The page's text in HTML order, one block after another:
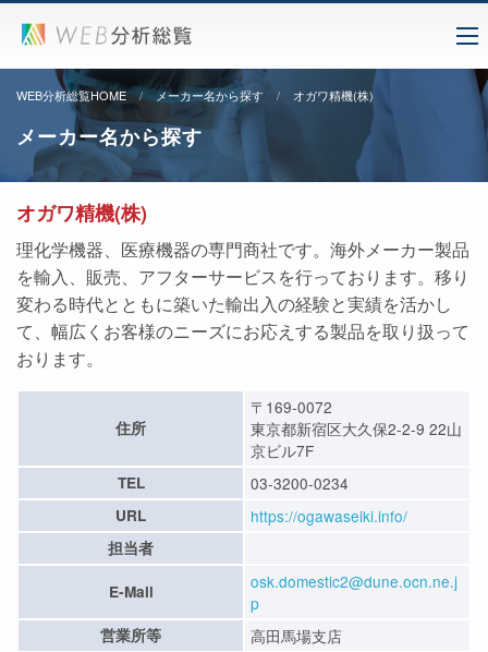
WEB分析総覧HOME メーカー名から探す オガワ精機(株)
メーカー名から探す
オガワ精機(株)
理化学機器、医療機器の専門商社です。海外メーカー製品
を輸入、販売、アフターサービスを行っております。移り
変わる時代とともに築いた輸出入の経験と実績を活かし
て、幅広くお客様のニーズにお応えする製品を取り扱って
おります。
住所
〒169-0072
東京都新宿区大久保2-2-9 22山
京ビル7F
TEL 03-3200-0234
URL https://ogawaseiki.info/
担当者
E-Mail
osk.domestic2@dune.ocn.ne.j
p
営業所等 高田馬場支店